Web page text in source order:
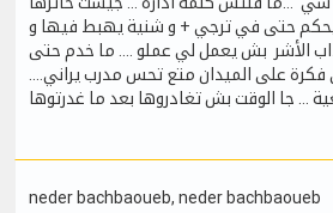
حتى في ترجي + و شنية يهبط فيها و
الأشر بش يعمل لي عملو …. ما خدم حتى
على الميدان متع تحس مدرب يراني….
neder bachbaoueb, neder bachbaoueb